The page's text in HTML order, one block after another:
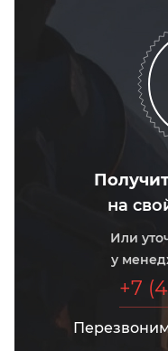
на
Или
у
+7